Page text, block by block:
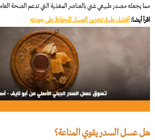
مما يجعله مصدر طبيعي غني بالعناصر المغذية التي تدعم الصحة
اقرأ أيضا:أفضل طرق تخزين العسل للحفاظ على جودته
هل عسل السدر يقوي المناعة؟